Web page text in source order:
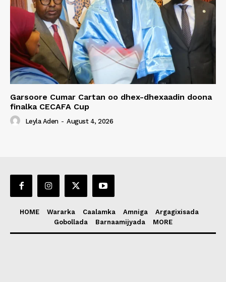
Garsoore Cumar Cartan oo dhex-dhexaadin doona
finalka CECAFA Cup
Leyla Aden - August 4, 2026
HOME Wararka Caalamka Amniga
Argagixisada
Gobollada
Barnaamijyada MORE